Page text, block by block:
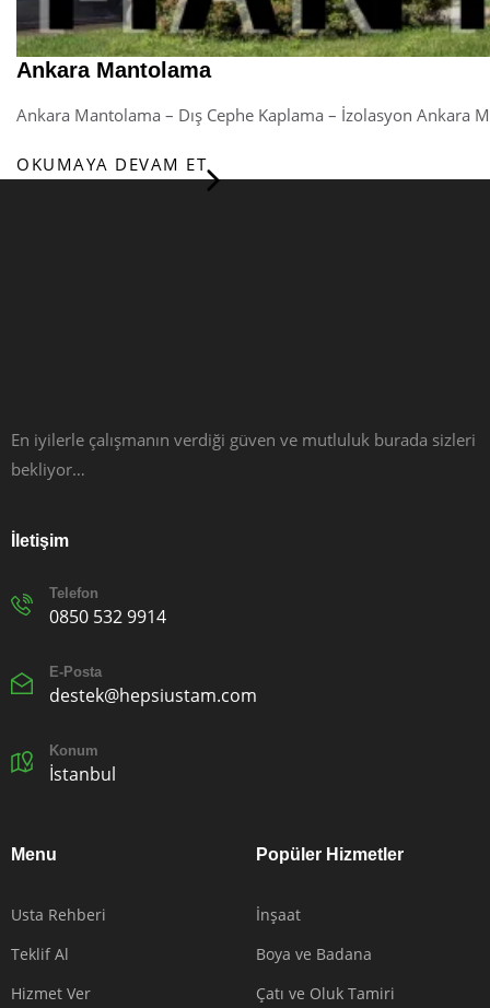
Ankara Mantolama
Ankara Mantolama – Dış Cephe Kaplama – İzolasyon
OKUMAYA DEVAM ET
En iyilerle çalışmanın verdiği güven ve mutluluk burada sizleri
bekliyor…
İletişim
Telefon
0850 532 9914
E-Posta
destek@hepsiustam.com
Konum
İstanbul
Menu
Usta Rehberi
Teklif Al
Hizmet Ver
Popüler Hizmetler
İnşaat
Boya ve Badana
Çatı ve Oluk Tamiri